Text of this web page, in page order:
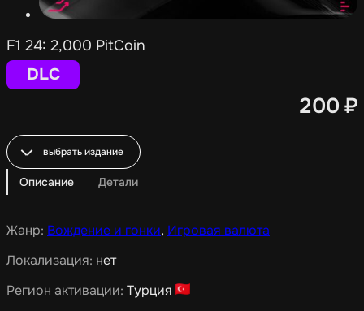
F1 24: 2,000 PitCoin
DLC
200 ₽
выбрать издание
Описание Детали
Жанр: Вождение и гонки, Игровая валюта
Локализация: нет
Регион активации: Турция